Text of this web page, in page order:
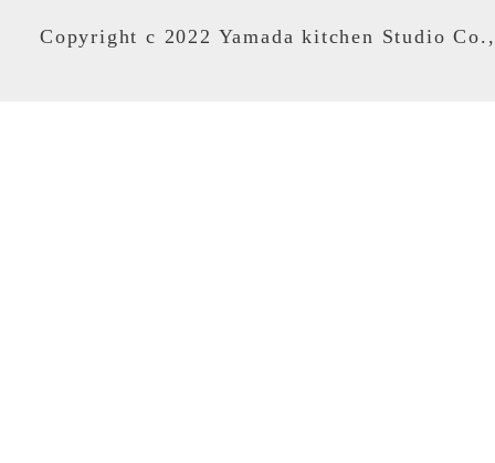
Copyright c 2022 Yamada kitchen Studio